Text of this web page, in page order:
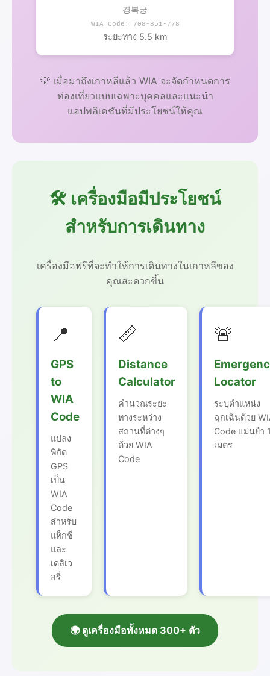
경복궁
WIA Code: 708-851-778
ระยะทาง 5.5 km
💡 เมื่อมาถึงเกาหลีแล้ว WIA จะจัดกำหนดการ
ท่องเที่ยวแบบเฉพาะบุคคลและแนะนำ
แอปพลิเคชันที่มีประโยชน์ให้คุณ
🛠️ เครื่องมือมีประโยชน์
สำหรับการเดินทาง
เครื่องมือฟรีที่จะทำให้การเดินทางในเกาหลีของ
คุณสะดวกขึ้น
📍
GPS
to
WIA
Code
แปลง
พิกัด
GPS
เป็น
WIA
Code
สำหรับ
แท็กซี่
และ
เดลิเว
อรี่
📏
Distance
Calculator
คำนวณระยะ
ทางระหว่าง
สถานที่ต่างๆ
ด้วย WIA
Code
🚨
Locator
ระบุตำแหน่ง
ฉุกเฉินด้วย
Code แม่นยำ
เมตร
🌍 ดูเครื่องมือทั้งหมด 300+ ตัว